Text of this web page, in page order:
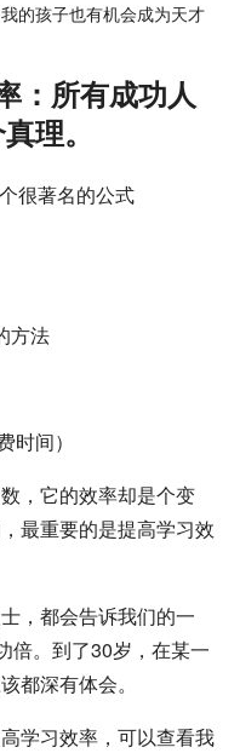
：所有成功人
理。
很著名的公式
方法
时间）
，它的效率却是个变
最重要的是提高学习效
，都会告诉我们的一
倍。到了30岁，在某一
都深有体会。
学习效率，可以查看我